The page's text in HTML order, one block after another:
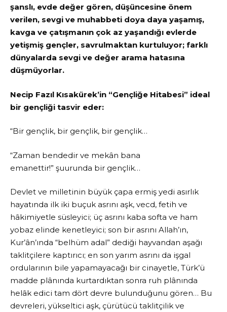
şanslı, evde değer gören, düşüncesine önem
verilen, sevgi ve muhabbeti doya daya yaşamış,
kavga ve çatışmanın çok az yaşandığı evlerde
yetişmiş gençler, savrulmaktan kurtuluyor; farklı
dünyalarda sevgi ve değer arama hatasına
düşmüyorlar.
Necip Fazıl Kısakürek’in “Gençliğe Hitabesi” ideal
bir gençliği tasvir eder:
“Bir gençlik, bir gençlik, bir gençlik…
“Zaman bendedir ve mekân bana
emanettir!” şuurunda bir gençlik…
Devlet ve milletinin büyük çapa ermiş yedi asırlık
hayatında ilk iki buçuk asrını aşk, vecd, fetih ve
hâkimiyetle süsleyici; üç asrını kaba softa ve ham
yobaz elinde kenetleyici; son bir asrını Allah’ın,
Kur’ân’ında “belhüm adal” dediği hayvandan aşağı
taklitçilere kaptırıcı; en son yarım asrını da işgal
ordularının bile yapamayacağı bir cinayetle, Türk’ü
madde plânında kurtardıktan sonra ruh plânında
helâk edici tam dört devre bulunduğunu gören… Bu
devreleri, yükseltici aşk, çürütücü taklitçilik ve